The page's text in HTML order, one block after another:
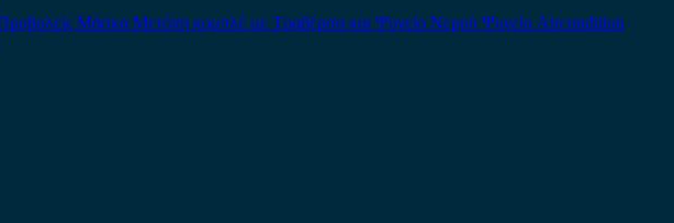
Μάσκα Μετόπη κομπλέ με Τραβέρσα και Ψυγείο Νερού Ψυγείο Aircondition